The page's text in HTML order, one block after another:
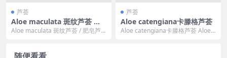
芦荟
Aloe maculata 斑纹芦荟 ，
肥皂芦荟
Aloe maculata 斑纹芦荟 / 肥皂芦
芦荟
Aloe catengiana卡滕格芦荟
Aloe catengiana卡滕格芦荟 Aloe c